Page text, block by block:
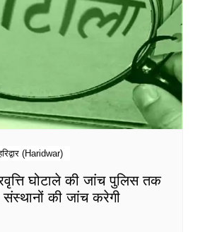
(Haridwar)
घोटाले की जांच पुलिस तक
संस्थानों की जांच करेगी